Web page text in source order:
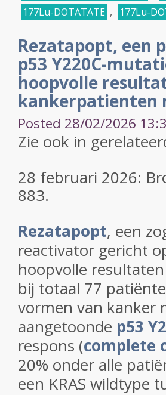
177Lu-DOTATATE , 177Lu-
Rezatapopt, een
p53 Y220C-
hoopvolle
kankerpatienten
Posted 28/02/2026
Zie ook in
28 februari 2026:
883.
Rezatapopt, een
reactivator gericht
hoopvolle
bij totaal 77
vormen van kanker
aangetoonde p53
respons (complete
20% ​​onder alle
een KRAS wildtype